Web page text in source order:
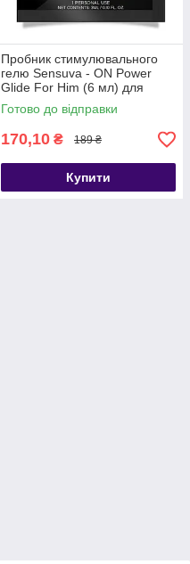
Пробник стимулювального
гелю Sensuva - ON Power
Glide For Him (6 мл) для
суперерекції - SO3188
Готово до відправки
170,10 ₴ 189 ₴
Купити